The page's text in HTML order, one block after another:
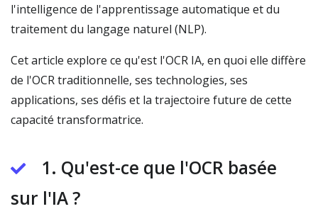
l'intelligence de l'apprentissage automatique et du
traitement du langage naturel (NLP).
Cet article explore ce qu'est l'OCR IA, en quoi elle diffère
de l'OCR traditionnelle, ses technologies, ses
applications, ses défis et la trajectoire future de cette
capacité transformatrice.
1. Qu'est-ce que l'OCR basée
sur l'IA ?